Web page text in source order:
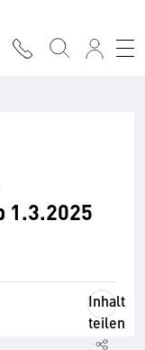
Inhalt
teilen